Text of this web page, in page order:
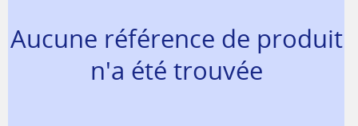
Aucune référence de produit
n'a été trouvée